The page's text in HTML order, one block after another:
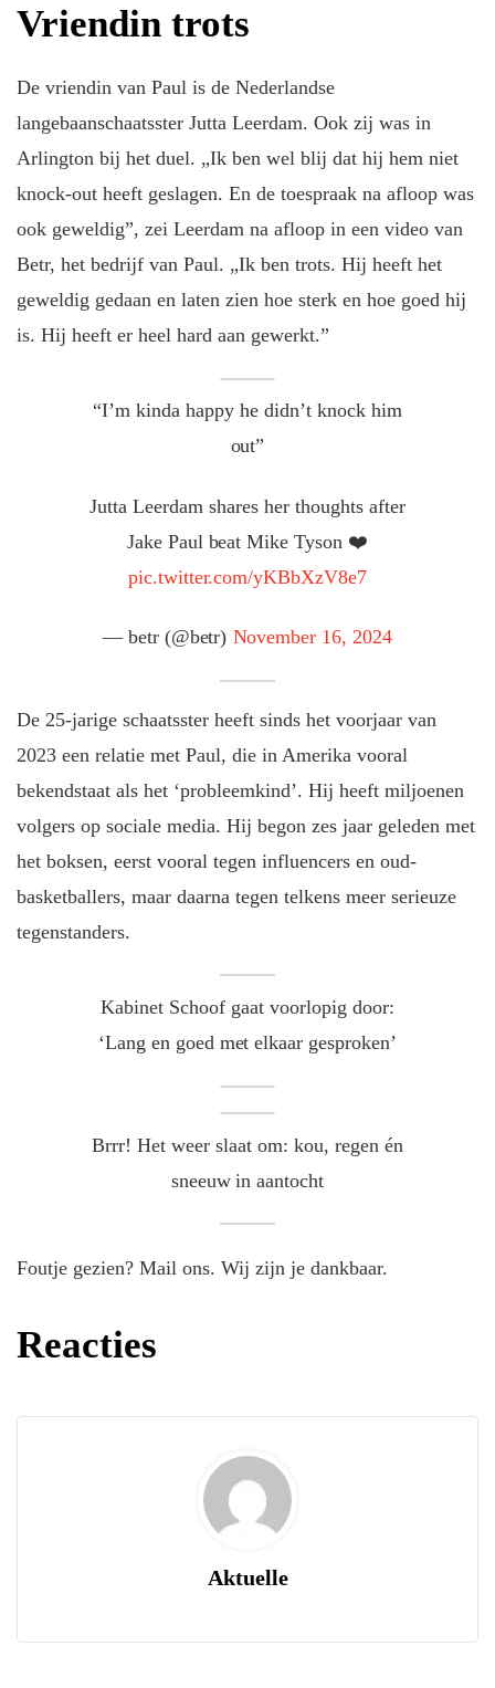
Vriendin trots
De vriendin van Paul is de Nederlandse
langebaanschaatsster Jutta Leerdam. Ook zij was in
Arlington bij het duel. „Ik ben wel blij dat hij hem niet
knock-out heeft geslagen. En de toespraak na afloop was
ook geweldig”, zei Leerdam na afloop in een video van
Betr, het bedrijf van Paul. „Ik ben trots. Hij heeft het
geweldig gedaan en laten zien hoe sterk en hoe goed hij
is. Hij heeft er heel hard aan gewerkt.”
“I’m kinda happy he didn’t knock him
out”
Jutta Leerdam shares her thoughts after
Jake Paul beat Mike Tyson ❤️
pic.twitter.com/yKBbXzV8e7
— betr (@betr) November 16, 2024
De 25-jarige schaatsster heeft sinds het voorjaar van
2023 een relatie met Paul, die in Amerika vooral
bekendstaat als het ‘probleemkind’. Hij heeft miljoenen
volgers op sociale media. Hij begon zes jaar geleden met
het boksen, eerst vooral tegen influencers en oud-
basketballers, maar daarna tegen telkens meer serieuze
tegenstanders.
Kabinet Schoof gaat voorlopig door:
‘Lang en goed met elkaar gesproken’
Brrr! Het weer slaat om: kou, regen én
sneeuw in aantocht
Foutje gezien? Mail ons. Wij zijn je dankbaar.
Reacties
Aktuelle